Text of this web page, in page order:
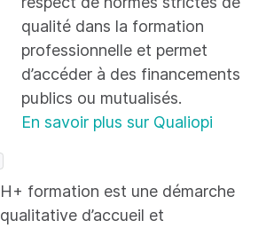
qualité dans la formation
professionnelle et permet
d’accéder à des financements
publics ou mutualisés.
En savoir plus sur Qualiopi
H+ formation est une démarche
qualitative d’accueil et